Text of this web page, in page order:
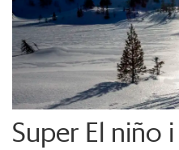
Super El niño